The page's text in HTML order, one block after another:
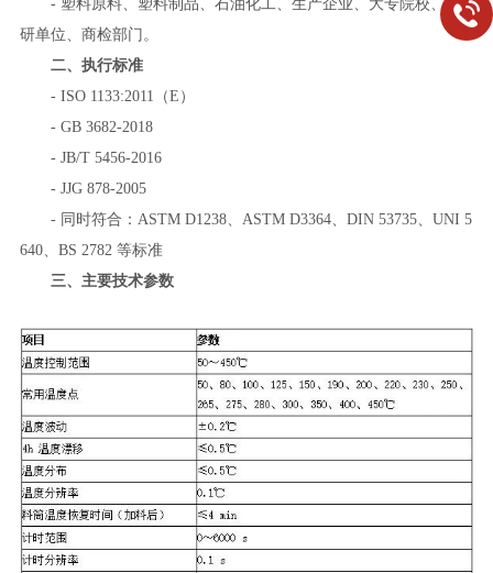
- 塑料原料、塑料制品、石油化工、生产企业、大专院校、科
研单位、商检部门。
二、执行标准
- ISO 1133:2011（E）
- GB 3682-2018
- JB/T 5456-2016
- JJG 878-2005
- 同时符合：ASTM D1238、ASTM D3364、DIN 53735、UNI 5
640、BS 2782 等标准
三、主要技术参数